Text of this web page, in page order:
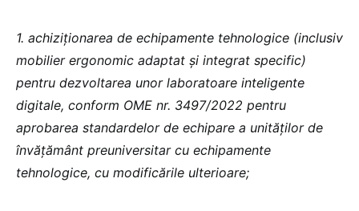
1. achiziționarea de echipamente tehnologice (inclusiv
mobilier ergonomic adaptat și integrat specific)
pentru dezvoltarea unor laboratoare inteligente
digitale, conform OME nr. 3497/2022 pentru
aprobarea standardelor de echipare a unităților de
învățământ preuniversitar cu echipamente
tehnologice, cu modificările ulterioare;